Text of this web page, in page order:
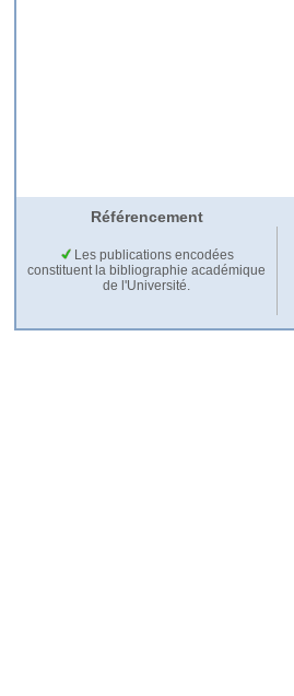
Référencement
Les publications encodées
constituent la bibliographie académique
de l'Université.